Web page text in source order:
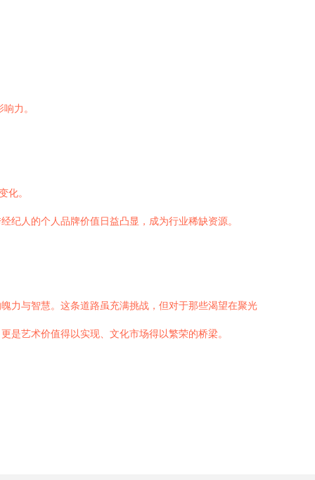
力。
化。
纪人的个人品牌价值日益凸显，成为行业稀缺资源。
力与智慧。这条道路虽充满挑战，但对于那些渴望在聚光
是艺术价值得以实现、文化市场得以繁荣的桥梁。